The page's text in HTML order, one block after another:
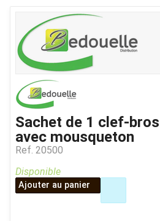
Sachet de 1 clef-
avec mousqueton
Ref. 20500
Disponible
Ajouter au panier